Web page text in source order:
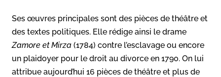
Ses œuvres principales sont des pièces de théâtre et
des textes politiques. Elle rédige ainsi le drame
Zamore et Mirza (1784) contre l’esclavage ou encore
un plaidoyer pour le droit au divorce en 1790. On lui
attribue aujourd’hui 16 pièces de théâtre et plus de